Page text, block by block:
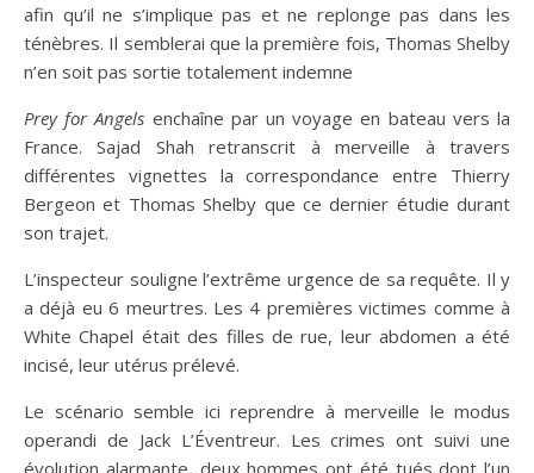
afin qu’il ne s’implique pas et ne replonge pas dans les
ténèbres. Il semblerai que la première fois, Thomas Shelby
n’en soit pas sortie totalement indemne
Prey for Angels enchaîne par un voyage en bateau vers la
France. Sajad Shah retranscrit à merveille à travers
différentes vignettes la correspondance entre Thierry
Bergeon et Thomas Shelby que ce dernier étudie durant
son trajet.
L’inspecteur souligne l’extrême urgence de sa requête. Il y
a déjà eu 6 meurtres. Les 4 premières victimes comme à
White Chapel était des filles de rue, leur abdomen a été
incisé, leur utérus prélevé.
Le scénario semble ici reprendre à merveille le modus
operandi de Jack L’Éventreur. Les crimes ont suivi une